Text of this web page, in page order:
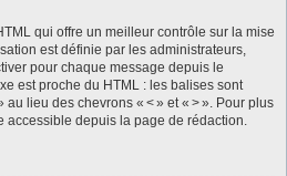
qui offre un meilleur contrôle sur la mise
est définie par les administrateurs,
pour chaque message depuis le
est proche du HTML : les balises sont
au lieu des chevrons « < » et « > ». Pour plus
accessible depuis la page de rédaction.